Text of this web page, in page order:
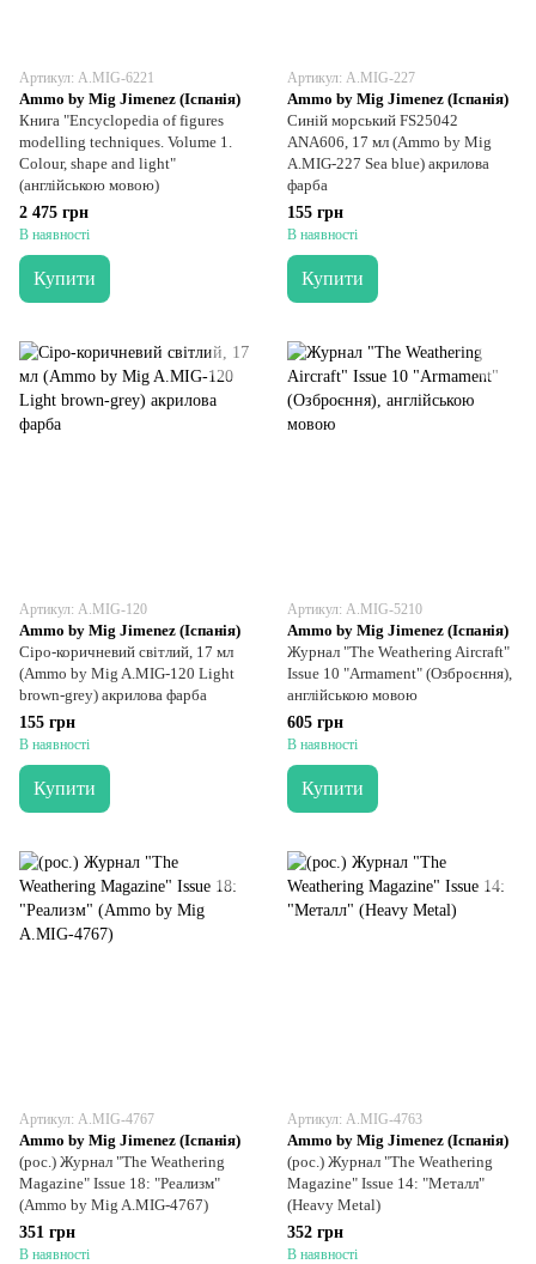
Артикул: A.MIG-6221
Ammo by Mig Jimenez (Іспанія)
Книга "Encyclopedia of figures
modelling techniques. Volume 1.
Colour, shape and light"
(англійською мовою)
2 475 грн
В наявності
Купити
Артикул: A.MIG-227
Ammo by Mig Jimenez (Іспанія)
Синій морський FS25042
ANA606, 17 мл (Ammo by Mig
A.MIG-227 Sea blue) акрилова
фарба
155 грн
В наявності
Купити
Артикул: A.MIG-120
Ammo by Mig Jimenez (Іспанія)
Сіро-коричневий світлий, 17 мл
(Ammo by Mig A.MIG-120 Light
brown-grey) акрилова фарба
155 грн
В наявності
Купити
Артикул: A.MIG-5210
Ammo by Mig Jimenez (Іспанія)
Журнал "The Weathering Aircraft"
Issue 10 "Armament" (Озброєння),
англійською мовою
605 грн
В наявності
Купити
Артикул: A.MIG-4767
Ammo by Mig Jimenez (Іспанія)
(рос.) Журнал "The Weathering
Magazine" Issue 18: "Реализм"
(Ammo by Mig A.MIG-4767)
351 грн
В наявності
Артикул: A.MIG-4763
Ammo by Mig Jimenez (Іспанія)
(рос.) Журнал "The Weathering
Magazine" Issue 14: "Металл"
(Heavy Metal)
352 грн
В наявності